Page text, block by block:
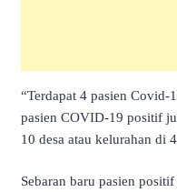
“Terdapat 4 pasien Covid-
pasien COVID-19 positif
10 desa atau kelurahan di
Sebaran baru pasien